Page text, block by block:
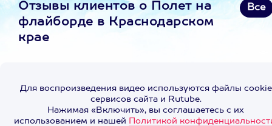
Отзывы клиентов о Полет на
флайборде в Краснодарском
крае
Все
Для воспроизведения видео используются файлы cookie
сервисов сайта и Rutube.
Нажимая «Включить», вы соглашаетесь с их
использованием и нашей Политикой